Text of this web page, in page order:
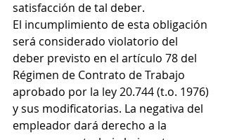
satisfacción de tal deber.
El incumplimiento de esta obligación
será considerado violatorio del
deber previsto en el artículo 78 del
Régimen de Contrato de Trabajo
aprobado por la ley 20.744 (t.o. 1976)
y sus modificatorias. La negativa del
empleador dará derecho a la